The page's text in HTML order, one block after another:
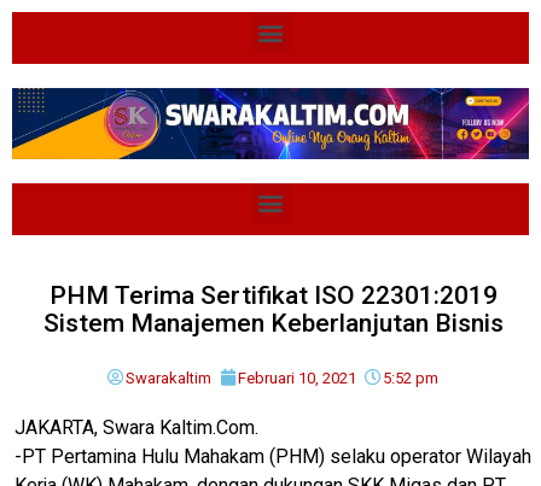
PHM Terima Sertifikat ISO 22301:2019
Sistem Manajemen Keberlanjutan Bisnis
Swarakaltim Februari 10, 2021 5:52 pm
JAKARTA, Swara Kaltim.Com.
-PT Pertamina Hulu Mahakam (PHM) selaku operator Wilayah